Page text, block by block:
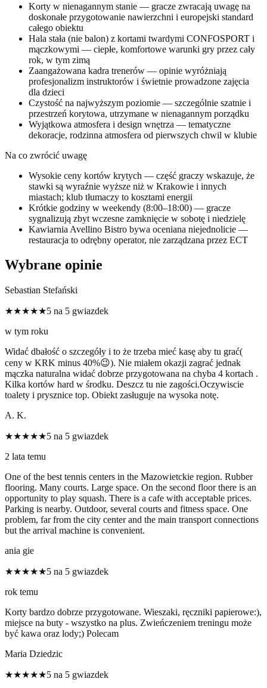
Korty w nienagannym stanie — gracze zwracają uwagę na
doskonałe przygotowanie nawierzchni i europejski standard
całego obiektu
Hala stała (nie balon) z kortami twardymi CONFOSPORT i
mączkowymi — ciepłe, komfortowe warunki gry przez cały
rok, w tym zimą
Zaangażowana kadra trenerów — opinie wyróżniają
profesjonalizm instruktorów i świetnie prowadzone zajęcia
dla dzieci
Czystość na najwyższym poziomie — szczególnie szatnie i
przestrzeń korytowa, utrzymane w nienagannym porządku
Wyjątkowa atmosfera i design wnętrza — tematyczne
dekoracje, rodzinna atmosfera od pierwszych chwil w klubie
Na co zwrócić uwagę
Wysokie ceny kortów krytych — część graczy wskazuje, że
stawki są wyraźnie wyższe niż w Krakowie i innych
miastach; klub tłumaczy to kosztami energii
Krótkie godziny w weekendy (8:00–18:00) — gracze
sygnalizują zbyt wczesne zamknięcie w sobotę i niedzielę
Kawiarnia Avellino Bistro bywa oceniana niejednolicie —
restauracja to odrębny operator, nie zarządzana przez ECT
Wybrane opinie
Sebastian Stefański
★★★★★5 na 5 gwiazdek
w tym roku
Widać dbałość o szczegóły i to że trzeba mieć kasę aby tu grać(
ceny w KRK minus 40%😉). Nie miałem okazji zagrać jednak
mączka naturalna widać dobrze przygotowana na chyba 4 kortach .
Kilka kortów hard w środku. Deszcz tu nie zagości.Oczywiscie
toalety i prysznice top. Obiekt zasługuje na wysoka notę.
A. K.
★★★★★5 na 5 gwiazdek
2 lata temu
One of the best tennis centers in the Mazowietckie region. Rubber
flooring. Many courts. Large space. On the second floor there is an
opportunity to play squash. There is a cafe with acceptable prices.
Parking is nearby. Outdoor, several courts and fitness space. One
problem, far from the city center and the main transport connections
but the arrival machine is convenient.
ania gie
★★★★★5 na 5 gwiazdek
rok temu
Korty bardzo dobrze przygotowane. Wieszaki, ręczniki papierowe:),
miejsce na buty - wszystko na plus. Zwieńczeniem treningu może
być kawa oraz lody;) Polecam
Maria Dziedzic
★★★★★5 na 5 gwiazdek